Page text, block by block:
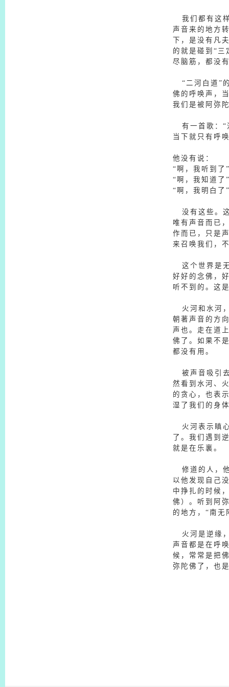
我们都有这样
声音来的地方
下，是没有凡
的就是碰到“三
尽脑筋，都没
“二河白道”
佛的呼唤声，
我们是被阿弥
有一首歌：“
当下就只有呼
他没有说：
“啊，我听到了
“啊，我知道了
“啊，我明白了
没有这些。这
唯有声音而已
作而已，只是
来召唤我们，
这个世界是无
好好的念佛，
听不到的。这
火河和水河，
朝著声音的方
声也。走在道
佛了。如果不
都没有用。
被声音吸引去
然看到水河、
的贪心，也表
湿了我们的身
火河表示瞋心
了。我们遇到
就是在乐裏。
修道的人，他
以他发现自己
中挣扎的时候
佛）。听到阿
的地方，“南无
火河是逆缘，
声音都是在呼
候，常常是把
弥陀佛了，也